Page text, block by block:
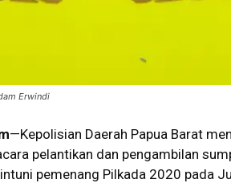
Erwindi
—Kepolisian Daerah Papua Barat
pelantikan dan pengambilan
pemenang Pilkada 2020 pada